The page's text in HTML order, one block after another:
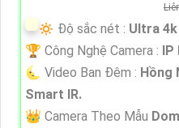
🔅 Độ sắc nét : Ultra 4k
🏆 Công Nghệ Camera : IP
🌜 Video Ban Đêm : Hồng
Smart IR.
👑 Camera Theo Mẫu